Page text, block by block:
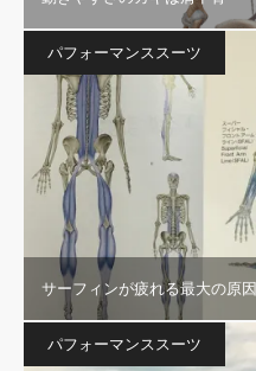
パフォーマンススーツ
サーフィンが疲れる最大の原因
パフォーマンススーツ